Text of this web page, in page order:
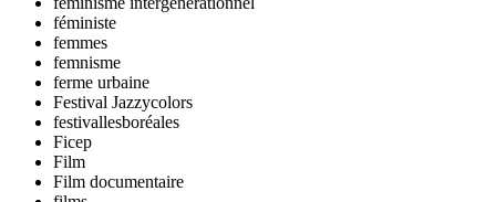
féministe
femmes
femnisme
ferme urbaine
Festival Jazzycolors
festivallesboréales
Ficep
Film
Film documentaire